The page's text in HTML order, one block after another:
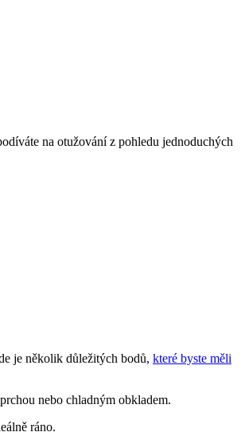
na otužování z pohledu jednoduchých
je několik důležitých bodů, které byste měli
nebo chladným obkladem.
ráno.